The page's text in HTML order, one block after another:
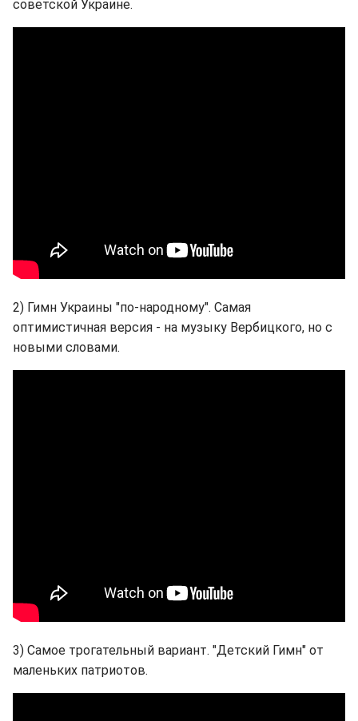
советской Украине.
2) Гимн Украины "по-народному". Самая
оптимистичная версия - на музыку Вербицкого, но с
новыми словами.
3) Самое трогательный вариант. "Детский Гимн" от
маленьких патриотов.